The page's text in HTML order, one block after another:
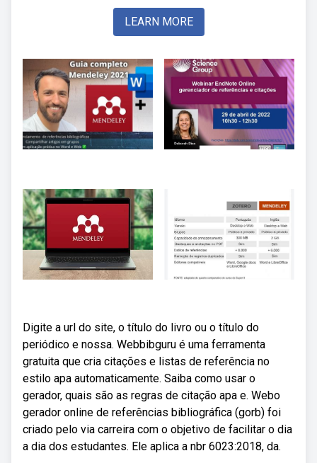
LEARN MORE
Digite a url do site, o título do livro ou o título do
periódico e nossa. Webbibguru é uma ferramenta
gratuita que cria citações e listas de referência no
estilo apa automaticamente. Saiba como usar o
gerador, quais são as regras de citação apa e. Webo
gerador online de referências bibliográfica (gorb) foi
criado pelo via carreira com o objetivo de facilitar o dia
a dia dos estudantes. Ele aplica a nbr 6023:2018, da.